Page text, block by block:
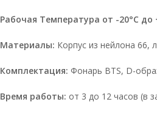
Рабочая Температура от -20°C до
Материалы: Корпус из нейлона 66,
Комплектация: Фонарь BTS, D-
Время работы: от 3 до 12 часов (в